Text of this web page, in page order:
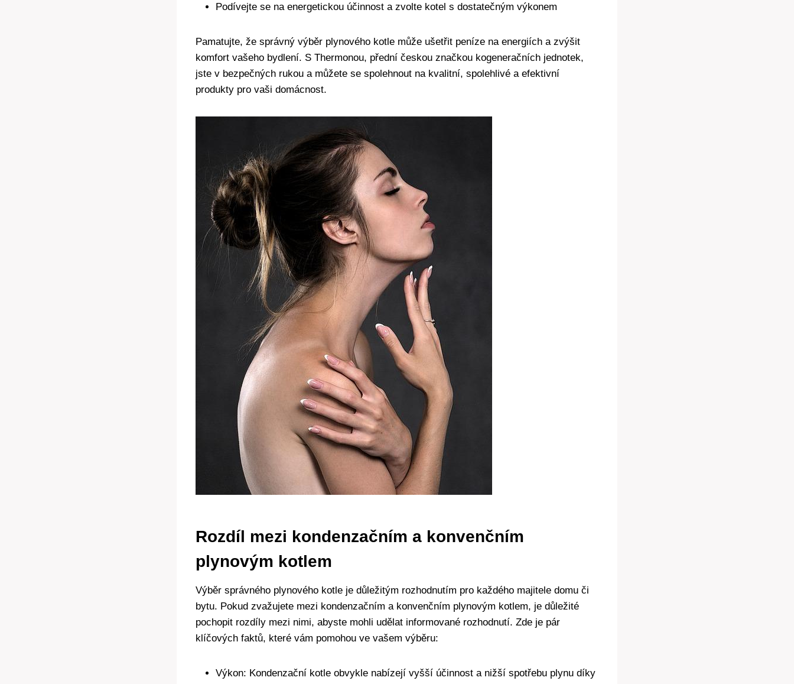
Podívejte se na energetickou ‌účinnost a zvolte kotel s dostatečným výkonem
Pamatujte, ‌že správný výběr plynového kotle může ⁣ušetřit peníze na energiích a zvýšit
komfort vašeho bydlení.‌ S Thermonou, přední českou značkou kogeneračních jednotek,
jste v bezpečných rukou a můžete se spolehnout na kvalitní, spolehlivé a efektivní
produkty pro vaši domácnost.
Rozdíl mezi kondenzačním a konvenčním
plynovým ⁣kotlem
Výběr správného plynového kotle je důležitým rozhodnutím pro ​každého majitele domu či
bytu. Pokud zvažujete ‌mezi kondenzačním a‌ konvenčním plynovým kotlem, ⁤je důležité
pochopit‍ rozdíly mezi nimi, abyste mohli udělat informované rozhodnutí.‌ Zde je pár
klíčových faktů, ⁣které vám pomohou ve vašem ⁣výběru:
Výkon: ⁢Kondenzační ⁢kotle obvykle nabízejí vyšší účinnost a⁤ nižší​ spotřebu plynu díky